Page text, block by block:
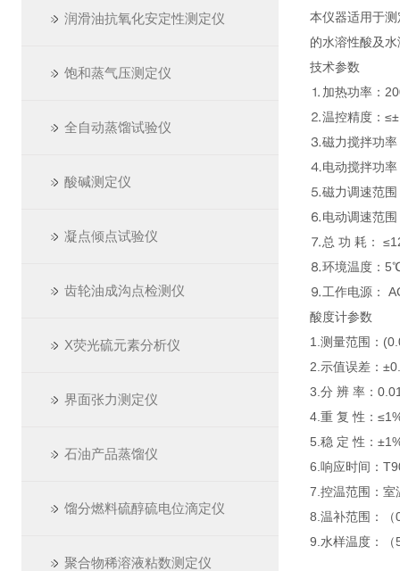
润滑油抗氧化安定性测定仪
饱和蒸气压测定仪
全自动蒸馏试验仪
酸碱测定仪
凝点倾点试验仪
齿轮油成沟点检测仪
X荧光硫元素分析仪
界面张力测定仪
石油产品蒸馏仪
馏分燃料硫醇硫电位滴定仪
聚合物稀溶液粘数测定仪
本仪器适用于
的水溶性酸及
技术参数
⒈加热功率：
⒉温控精度：
⒊磁力搅拌功率
⒋电动搅拌功率
⒌磁力调速范
⒍电动调速范
⒎总 功 耗：
⒏环境温度：
⒐工作电源：
酸度计参数
1.测量范围：
2.示值误差：
3.分 辨 率：
4.重 复 性：
5.稳 定 性：
6.响应时间：
7.控温范围：
8.温补范围：
9.水样温度：